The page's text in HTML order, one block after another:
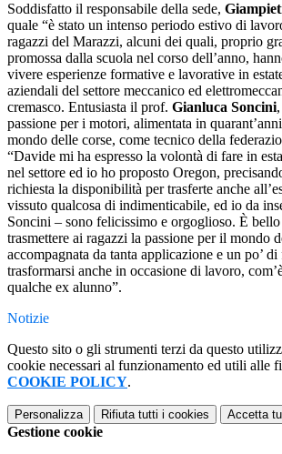
Soddisfatto il responsabile della sede,
quale “è stato un intenso periodo estivo di
ragazzi del Marazzi, alcuni dei quali, proprio
promossa dalla scuola nel corso dell’anno,
vivere esperienze formative e lavorative in
aziendali del settore meccanico ed
cremasco. Entusiasta il prof. Gianluca Soncini
passione per i motori, alimentata in
mondo delle corse, come tecnico della
“Davide mi ha espresso la volontà di fare in
nel settore ed io ho proposto Oregon,
richiesta la disponibilità per trasferte anche
vissuto qualcosa di indimenticabile, ed io da
Soncini – sono felicissimo e orgoglioso. È
trasmettere ai ragazzi la passione per il mondo
accompagnata da tanta applicazione e un po’
trasformarsi anche in occasione di lavoro,
qualche ex alunno”.
Notizie
Questo sito o gli strumenti terzi da questo
cookie necessari al funzionamento ed utili alle
COOKIE POLICY.
Personalizza Rifiuta tutti i cookies Accetta
Gestione cookie